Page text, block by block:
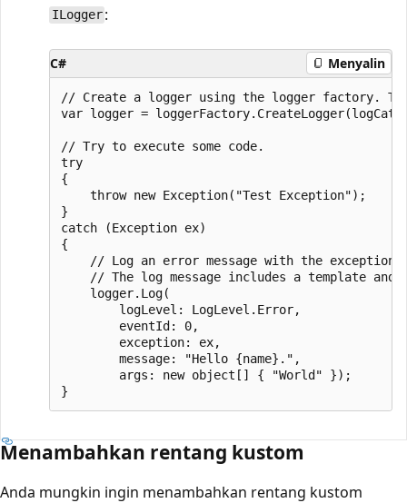
ILogger :
C# Menyalin
// Create a logger using the logger factory.
var logger =
// Try to execute some code.
try
{
    throw new Exception("Test Exception");
}
catch (Exception ex)
{
// Log an error message with the
// The log message includes a template and
    logger.Log(
        logLevel: LogLevel.Error,
        eventId: 0,
        exception: ex,
        message: "Hello {name}.",
        args: new object[] { "World" });
Menambahkan rentang kustom
Anda mungkin ingin menambahkan rentang kustom